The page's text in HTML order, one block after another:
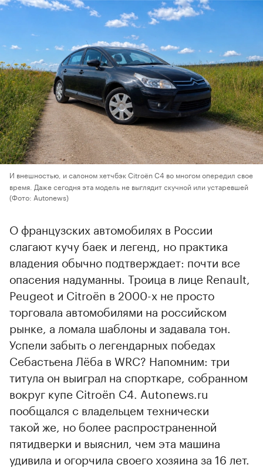
И внешностью, и салоном хетчбэк Citroёn C4 во многом опередил свое
время. Даже сегодня эта модель не выглядит скучной или устаревшей
(Фото: Autonews)
О французских автомобилях в России
слагают кучу баек и легенд, но практика
владения обычно подтверждает: почти все
опасения надуманны. Троица в лице Renault,
Peugeot и Citroёn в 2000-х не просто
торговала автомобилями на российском
рынке, а ломала шаблоны и задавала тон.
Успели забыть о легендарных победах
Себастьена Лёба в WRC? Напомним: три
титула он выиграл на спорткаре, собранном
вокруг купе Citroёn C4. Autonews.ru
пообщался с владельцем технически
такой же, но более распространенной
пятидверки и выяснил, чем эта машина
удивила и огорчила своего хозяина за 16 лет.